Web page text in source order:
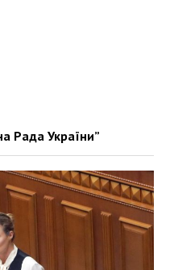
Рада України”